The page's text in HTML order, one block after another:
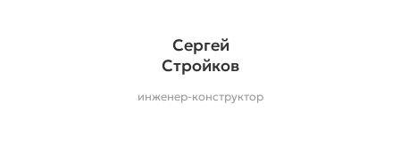
Станислав
Комиссаров
надзора